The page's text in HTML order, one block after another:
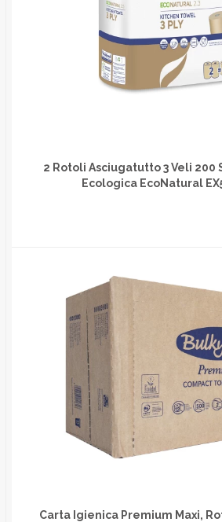
2 Rotoli Asciugatutto 3 Veli 200
Ecologica EcoNatural
Carta Igienica Premium Maxi,